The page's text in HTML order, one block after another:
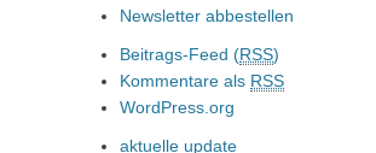
Newsletter abbestellen
Beitrags-Feed (RSS)
Kommentare als RSS
WordPress.org
aktuelle update